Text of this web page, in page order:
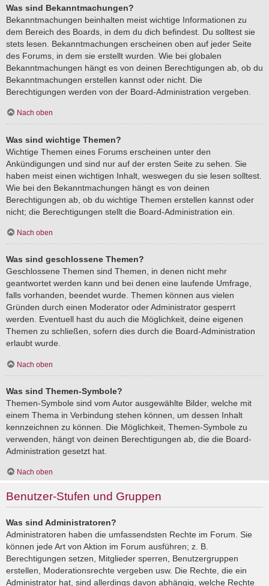
Was sind Bekanntmachungen?
Bekanntmachungen beinhalten meist wichtige Informationen zu
dem Bereich des Boards, in dem du dich befindest. Du solltest sie
stets lesen. Bekanntmachungen erscheinen oben auf jeder Seite
des Forums, in dem sie erstellt wurden. Wie bei globalen
Bekanntmachungen hängt es von deinen Berechtigungen ab, ob du
Bekanntmachungen erstellen kannst oder nicht. Die
Berechtigungen werden von der Board-Administration vergeben.
Nach oben
Was sind wichtige Themen?
Wichtige Themen eines Forums erscheinen unter den
Ankündigungen und sind nur auf der ersten Seite zu sehen. Sie
haben meist einen wichtigen Inhalt, weswegen du sie lesen solltest.
Wie bei den Bekanntmachungen hängt es von deinen
Berechtigungen ab, ob du wichtige Themen erstellen kannst oder
nicht; die Berechtigungen stellt die Board-Administration ein.
Nach oben
Was sind geschlossene Themen?
Geschlossene Themen sind Themen, in denen nicht mehr
geantwortet werden kann und bei denen eine laufende Umfrage,
falls vorhanden, beendet wurde. Themen können aus vielen
Gründen durch einen Moderator oder Administrator gesperrt
werden. Eventuell hast du auch die Möglichkeit, deine eigenen
Themen zu schließen, sofern dies durch die Board-Administration
erlaubt wurde.
Nach oben
Was sind Themen-Symbole?
Themen-Symbole sind vom Autor ausgewählte Bilder, welche mit
einem Thema in Verbindung stehen können, um dessen Inhalt
kennzeichnen zu können. Die Möglichkeit, Themen-Symbole zu
verwenden, hängt von deinen Berechtigungen ab, die die Board-
Administration gesetzt hat.
Nach oben
Benutzer-Stufen und Gruppen
Was sind Administratoren?
Administratoren haben die umfassendsten Rechte im Forum. Sie
können jede Art von Aktion im Forum ausführen; z. B.
Berechtigungen setzen, Mitglieder sperren, Benutzergruppen
erstellen, Moderationsrechte vergeben usw. Die Rechte, die ein
Administrator hat, sind allerdings davon abhängig, welche Rechte